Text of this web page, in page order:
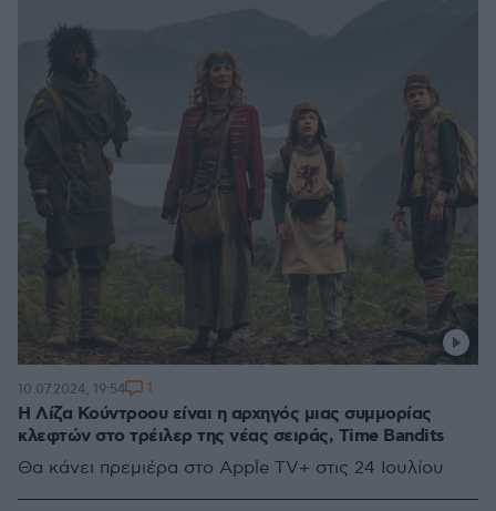
Η Λίζα Κούντροου είναι η αρχηγός μιας συμμορίας
κλεφτών στο τρέιλερ της νέας σειράς, Time Bandits
Θα κάνει πρεμιέρα στο Apple TV+ στις 24 Ιουλίου
10.07.2024, 19:54 1